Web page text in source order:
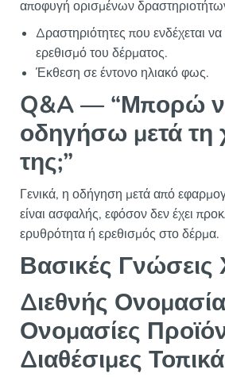
αποφυγή ορισμένων
Δραστηριότητες που ενδέχεται
ερεθισμό του δέρματος.
Έκθεση σε έντονο ηλιακό φως.
Q&A — “Μπορώ
οδηγήσω μετά τη
της;”
Γενικά, η οδήγηση μετά από
είναι ασφαλής, εφόσον δεν έχει
ερυθρότητα ή ερεθισμός στο δέρμα.
Βασικές
Διεθνής
Ονομασίες
Διαθέσιμες Τοπικά